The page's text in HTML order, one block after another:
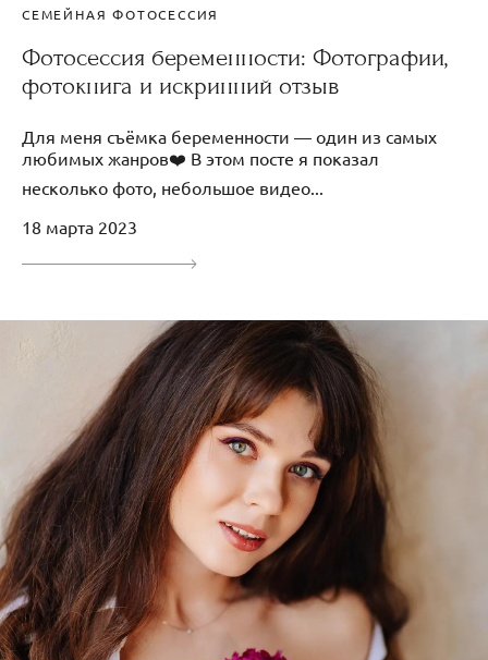
СЕМЕЙНАЯ ФОТОСЕССИЯ
Фотосессия беременности: Фотографии,
фотокнига и искринний отзыв
Для меня съёмка беременности — один из самых
любимых жанров❤️ В этом посте я показал
несколько фото, небольшое видео...
18 марта 2023